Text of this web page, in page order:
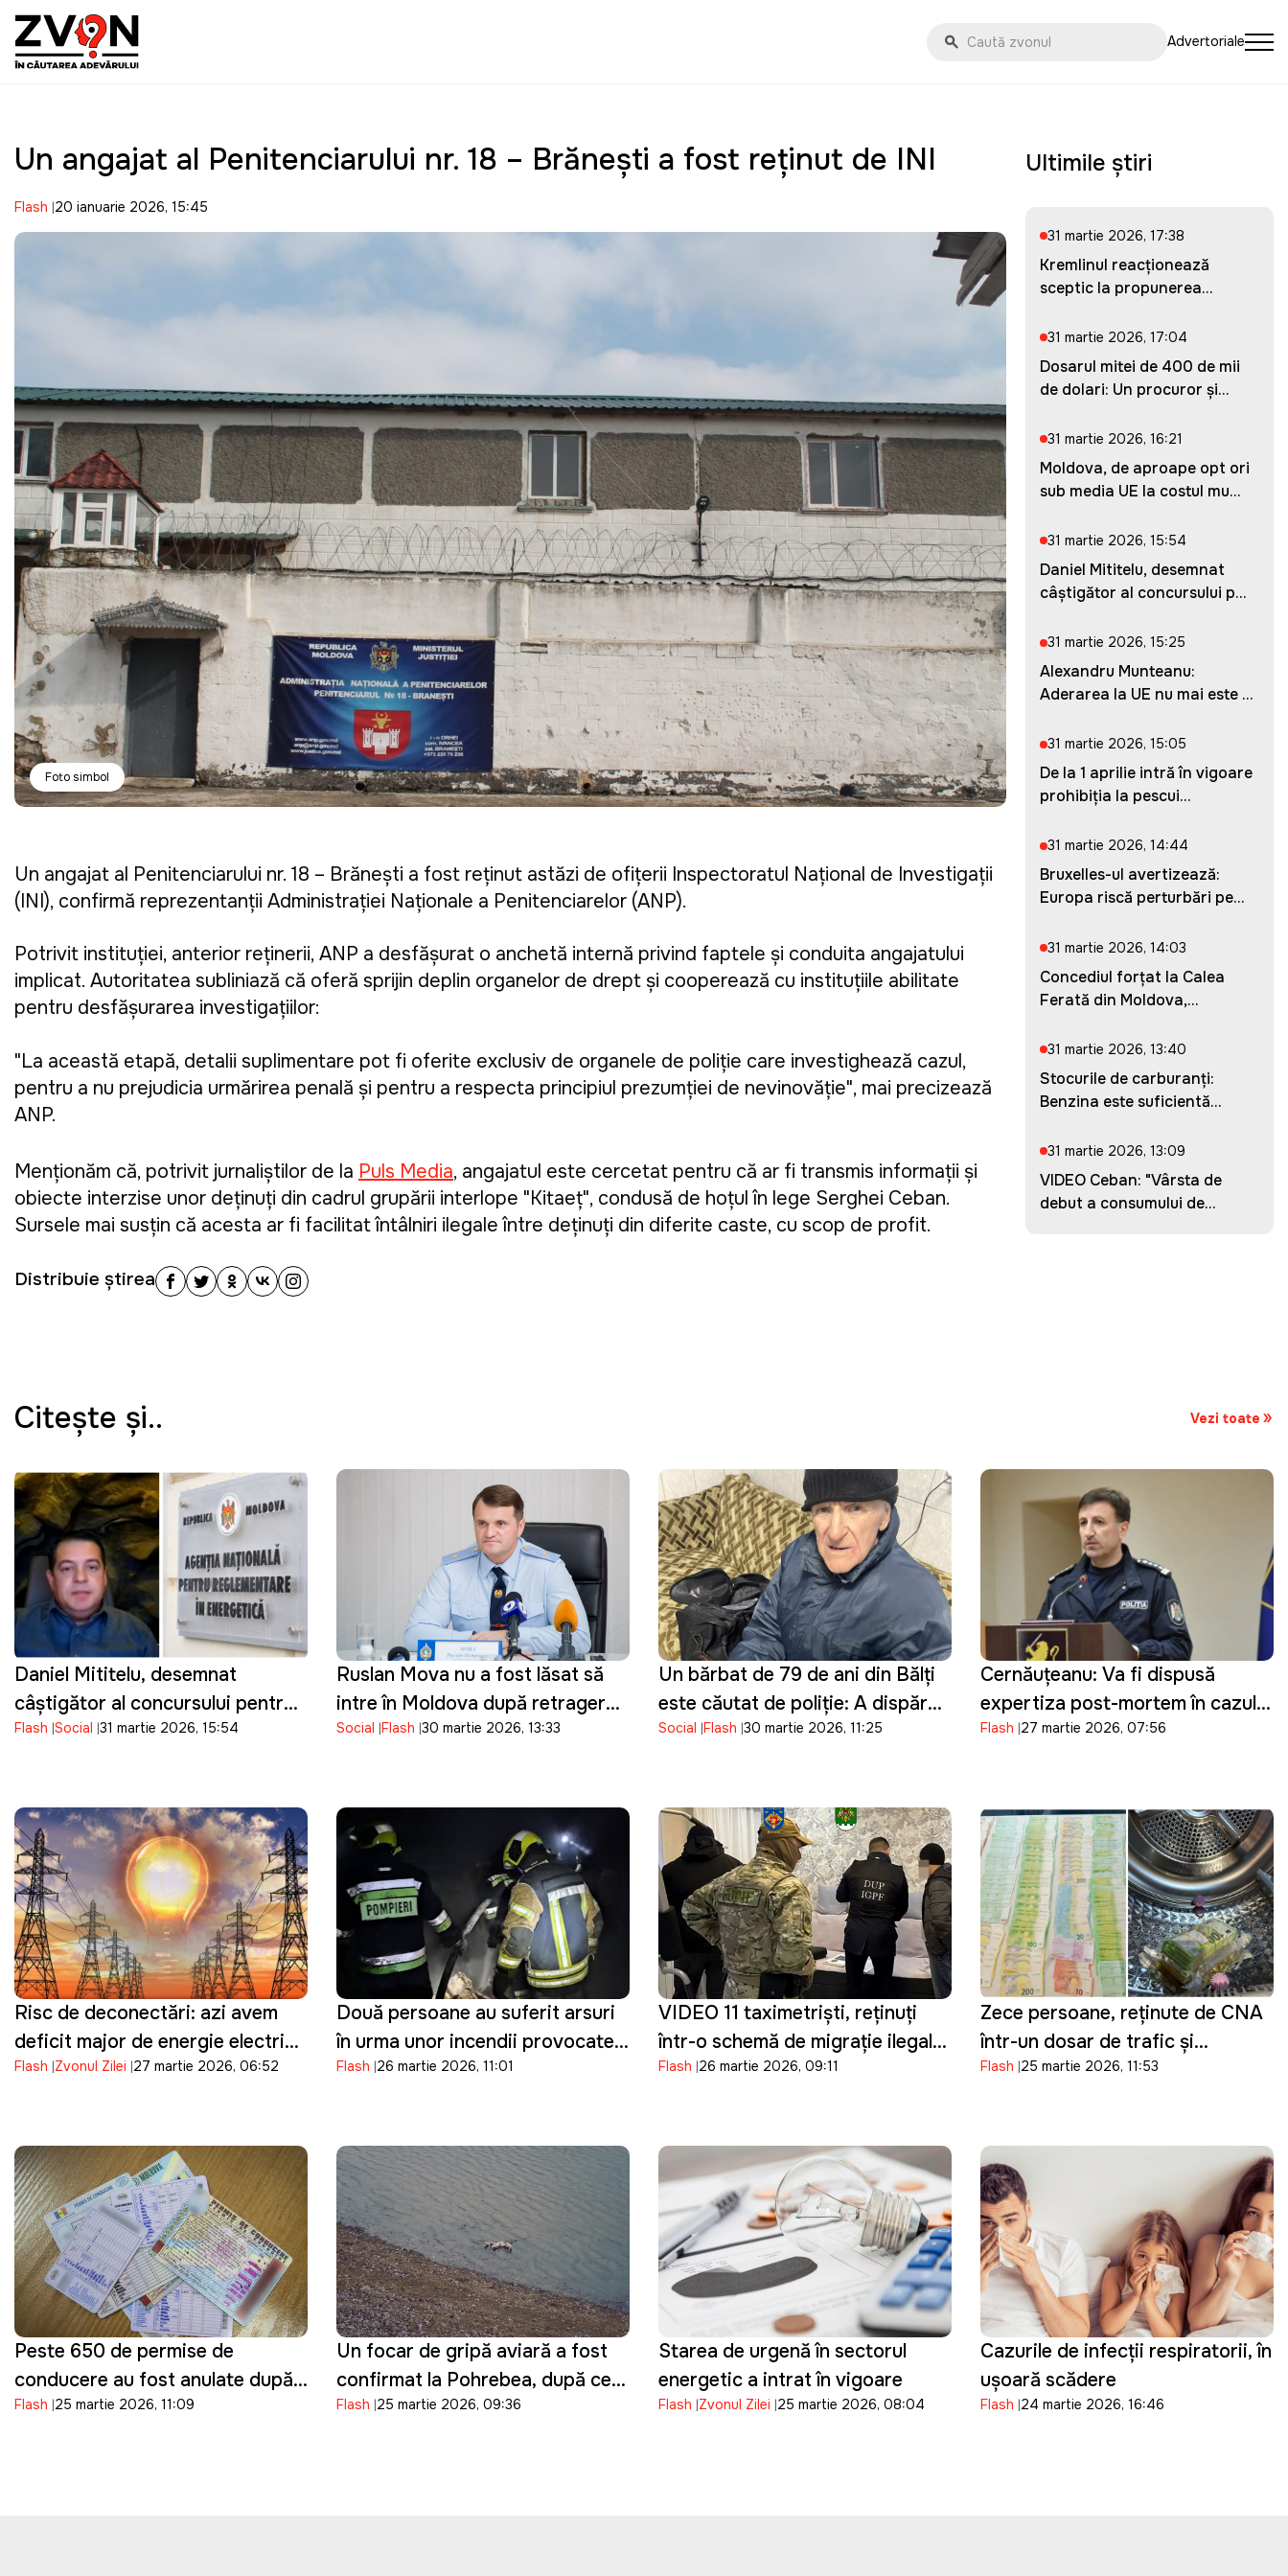
Advertoriale
Un angajat al Penitenciarului nr. 18 – Brănești a fost reținut de INI
Flash 20 ianuarie 2026, 15:45
Foto simbol
Un angajat al Penitenciarului nr. 18 – Brănești a fost reținut astăzi de ofiţerii Inspectoratul Național de Investigații
(INI), confirmă reprezentanții Administrației Naționale a Penitenciarelor (ANP).
Potrivit instituției, anterior reținerii, ANP a desfășurat o anchetă internă privind faptele și conduita angajatului
implicat. Autoritatea subliniază că oferă sprijin deplin organelor de drept și cooperează cu instituțiile abilitate
pentru desfășurarea investigațiilor:
"La această etapă, detalii suplimentare pot fi oferite exclusiv de organele de poliție care investighează cazul,
pentru a nu prejudicia urmărirea penală și pentru a respecta principiul prezumției de nevinovăție", mai precizează
ANP.
Menţionăm că, potrivit jurnaliştilor de la Puls Media, angajatul este cercetat pentru că ar fi transmis informații și
obiecte interzise unor deținuți din cadrul grupării interlope "Kitaeț", condusă de hoțul în lege Serghei Ceban.
Sursele mai susțin că acesta ar fi facilitat întâlniri ilegale între deținuți din diferite caste, cu scop de profit.
Distribuie știrea
Ultimile știri
31 martie 2026, 17:38
Kremlinul reacționează
sceptic la propunerea
31 martie 2026, 17:04
Dosarul mitei de 400 de mii
de dolari: Un procuror și...
31 martie 2026, 16:21
Moldova, de aproape opt ori
sub media UE la costul mu...
31 martie 2026, 15:54
Daniel Mititelu, desemnat
câștigător al concursului p...
31 martie 2026, 15:25
Alexandru Munteanu:
Aderarea la UE nu mai este o
31 martie 2026, 15:05
De la 1 aprilie intră în vigoare
prohibiția la pescui...
31 martie 2026, 14:44
Bruxelles-ul avertizează:
Europa riscă perturbări pe...
31 martie 2026, 14:03
Concediul forțat la Calea
Ferată din Moldova,
31 martie 2026, 13:40
Stocurile de carburanți:
Benzina este suficientă
31 martie 2026, 13:09
VIDEO Ceban: "Vârsta de
debut a consumului de
Citeşte şi.. Vezi toate
Daniel Mititelu, desemnat
câștigător al concursului pentru
funcția de director al ANRE
Flash Social 31 martie 2026, 15:54
Ruslan Mova nu a fost lăsat să
intre în Moldova după retragerea
cetățeniei
Social Flash 30 martie 2026, 13:33
Un bărbat de 79 de ani din Bălți
este căutat de poliție: A dispărut
de peste o săptămână
Social Flash 30 martie 2026, 11:25
Cernăuțeanu: Va fi dispusă
expertiza post-mortem în cazul
Ludmila Vartic
Flash 27 martie 2026, 07:56
Risc de deconectări: azi avem
deficit major de energie electrică
în orele de vârf
Flash Zvonul Zilei 27 martie 2026, 06:52
Două persoane au suferit arsuri
în urma unor incendii provocate
de neglijență
Flash 26 martie 2026, 11:01
VIDEO 11 taximetriști, reținuți
într-o schemă de migrație ilegală:
Au ajutat 400 de bărbați din
Flash 26 martie 2026, 09:11
Zece persoane, reținute de CNA
într-un dosar de trafic și
cumpărare de influență în
Flash 25 martie 2026, 11:53
Peste 650 de permise de
conducere au fost anulate după
fraude la examenele auto, anunţă
Flash 25 martie 2026, 11:09
Un focar de gripă aviară a fost
confirmat la Pohrebea, după ce
mai multe păsări au fost
Flash 25 martie 2026, 09:36
Starea de urgență în sectorul
energetic a intrat în vigoare
Flash Zvonul Zilei 25 martie 2026, 08:04
Cazurile de infecții respiratorii, în
ușoară scădere
Flash 24 martie 2026, 16:46